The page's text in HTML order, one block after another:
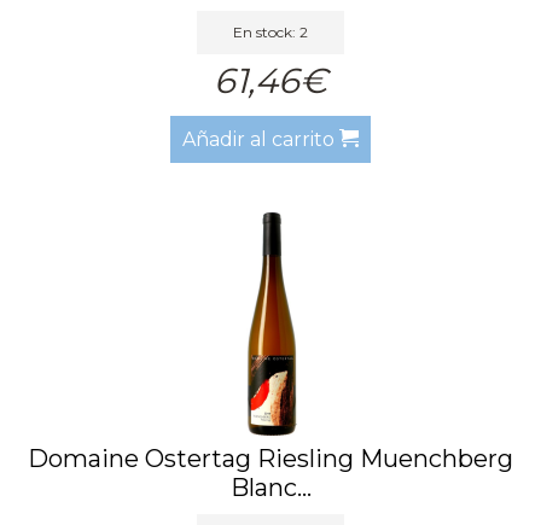
En stock: 2
61,46€
Añadir al carrito
Domaine Ostertag Riesling Muenchberg
Blanc...